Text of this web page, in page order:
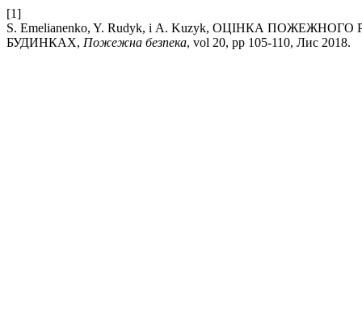
[1]
S. Emelianenko, Y. Rudyk, і A. Kuzyk, ОЦІНКА
БУДИНКАХ, Пожежна безпека, vol 20, pp 105-110, Лис 2018.